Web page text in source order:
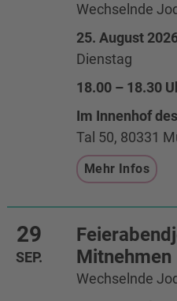
Wechselnde
25. August
Dienstag
18.00 – 18.30
Im Innenhof
Tal 50, 80331
Mehr Infos
Mitnehmen
Wechselnde
29
SEP.